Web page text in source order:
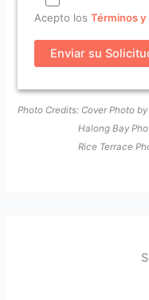
Acepto los Términos
Photo Credits: Cover Photo by
Halong Bay
Rice Terrace